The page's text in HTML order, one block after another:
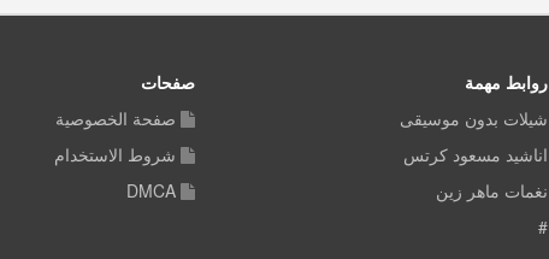
روابط مهمة
شيلات بدون موسيقى
اناشيد مسعود كرتس
نغمات ماهر زين
#
صفحات
صفحة الخصوصية
شروط الاستخدام
DMCA